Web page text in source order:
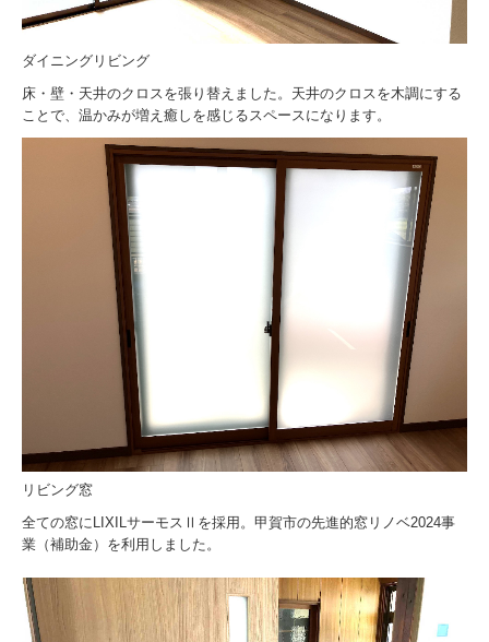
ダイニングリビング
床・壁・天井のクロスを張り替えました。天井のクロスを木調にする
ことで、温かみが増え癒しを感じるスペースになります。
リビング窓
全ての窓にLIXILサーモスⅡを採用。甲賀市の先進的窓リノベ2024事
業（補助金）を利用しました。